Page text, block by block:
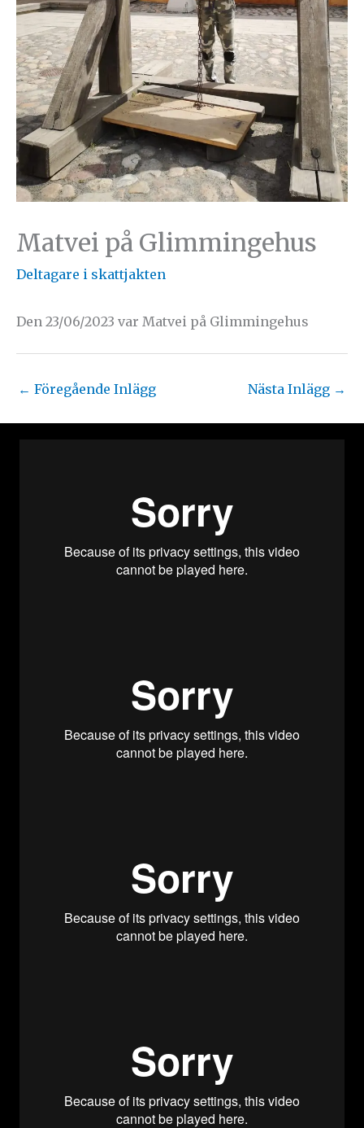
Matvei på Glimmingehus
Deltagare i skattjakten
Den 23/06/2023 var Matvei på Glimmingehus
← Föregående Inlägg Nästa Inlägg →